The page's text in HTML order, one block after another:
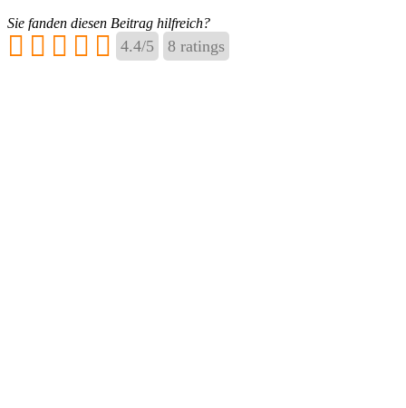
Sie fanden diesen Beitrag hilfreich?
4.4/5 8 ratings